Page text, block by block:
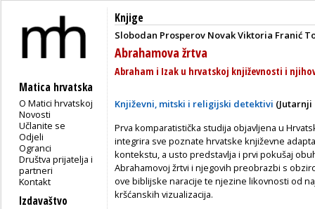
Matica hrvatska
O Matici hrvatskoj
Novosti
Učlanite se
Odjeli
Ogranci
Društva prijatelja i
partneri
Kontakt
Izdavaštvo
Knjige
Slobodan Prosperov NovakViktoria Franić
Abrahamova žrtva
Abraham i Izak u hrvatskoj književnosti i
Književni, mitski i religijski detektivi (Jutarnji
Prva komparatistička studija objavljena u
integrira sve poznate hrvatske književne
kontekstu, a usto predstavlja i prvi pokušaj
Abrahamovoj žrtvi i njegovih preobrazbi s
ove biblijske naracije te njezine likovnosti od
kršćanskih vizualizacija.